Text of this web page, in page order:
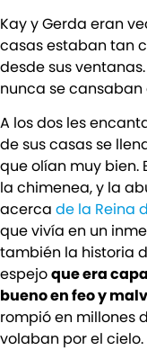
Kay y Gerda eran
casas estaban tan
desde sus
nunca se cansaban
A los dos les
de sus casas se
que olían muy bien.
la chimenea, y la
acerca de la Reina
que vivía en un
también la historia
espejoque era
bueno en feo y
rompió en millones
volaban por el cielo.